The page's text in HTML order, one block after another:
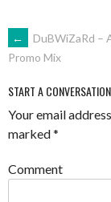
POST
←
DuBWiZaRd –
Promo Mix
START A CONVERSATION
Your email
marked*
Comment